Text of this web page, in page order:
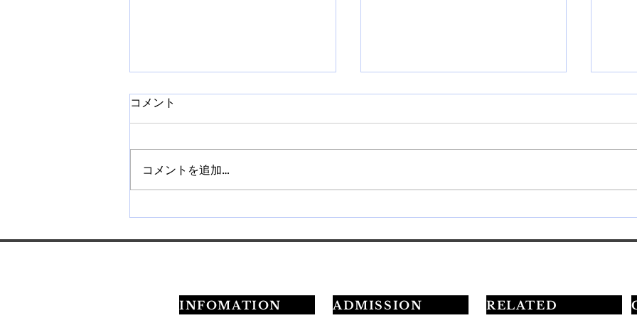
法まで学べます
コメント
コメントを追加…
INFOMATION ADMISSION RELATED